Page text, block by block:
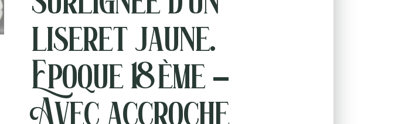
liseret jaune.
Epoque 18ème –